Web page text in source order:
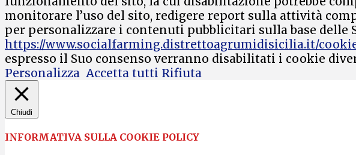
monitorare l’uso del sito, redigere report sulla attività
per personalizzare i contenuti pubblicitari sulla base delle
https://www.socialfarming.distrettoagrumidisicilia.it/
espresso il Suo consenso verranno disabilitati i cookie
Personalizza Accetta tutti Rifiuta
Chiudi
INFORMATIVA SULLA COOKIE POLICY